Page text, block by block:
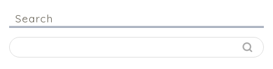
Search